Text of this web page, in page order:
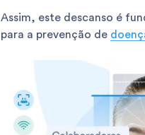
Assim, este descanso é
para a prevenção de